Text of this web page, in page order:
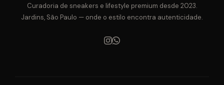
Curadoria de sneakers e lifestyle premium desde 2023.
Jardins, São Paulo — onde o estilo encontra autenticidade.